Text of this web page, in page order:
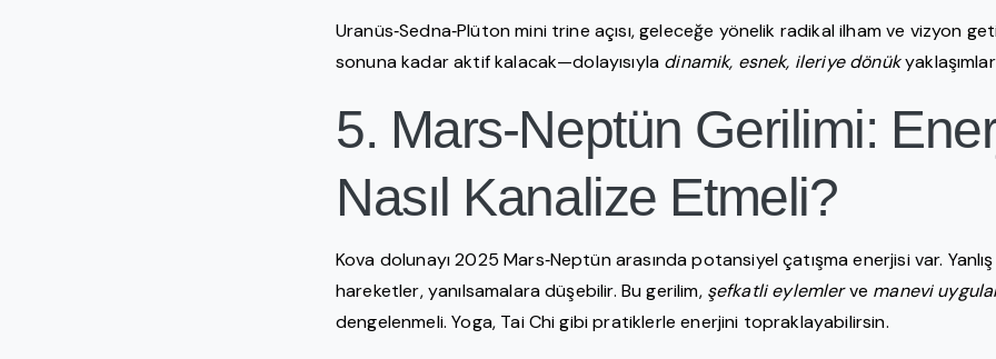
Uranüs‑Sedna‑Plüton mini trine açısı, geleceğe yönelik radikal ilham ve vizyon
sonuna kadar aktif kalacak—dolayısıyla dinamik, esnek, ileriye dönük
5. Mars‑Neptün Gerilimi:
Nasıl Kanalize Etmeli?
Kova dolunayı 2025 Mars‑Neptün arasında potansiyel çatışma enerjisi var.
hareketler, yanılsamalara düşebilir. Bu gerilim, şefkatli eylemlerve manevi
dengelenmeli. Yoga, Tai Chi gibi pratiklerle enerjini topraklayabilirsin.